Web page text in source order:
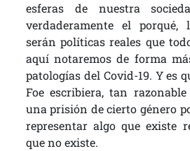
esferas de nuestra
verdaderamente el porqué,
serán políticas reales que
aquí notaremos de forma
patologías del Covid-19. Y es
Foe escribiera, tan
una prisión de cierto género
representar algo que existe
que no existe.